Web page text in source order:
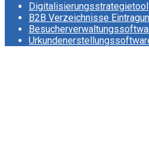
Digitalisierungsstrategietool
B2B Verzeichnisse